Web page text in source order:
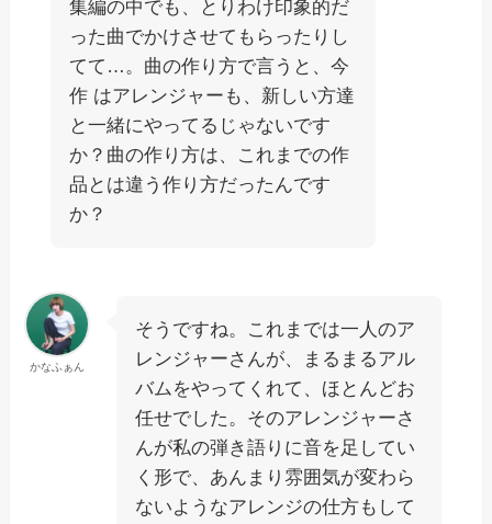
集編の中でも、とりわけ印象的だ
った曲でかけさせてもらったりし
てて…。曲の作り方で言うと、今
作 はアレンジャーも、新しい方達
と一緒にやってるじゃないです
か？曲の作り方は、これまでの作
品とは違う作り方だったんです
か？
かなふぁん
そうですね。これまでは一人のア
レンジャーさんが、まるまるアル
バムをやってくれて、ほとんどお
任せでした。そのアレンジャーさ
んが私の弾き語りに音を足してい
く形で、あんまり雰囲気が変わら
ないようなアレンジの仕方もして